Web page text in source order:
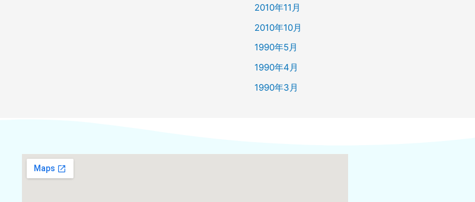
2010年11月
2010年10月
1990年5月
1990年4月
1990年3月